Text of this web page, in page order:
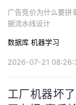
广告竞价为什么要拼
据流水线设计
数据库 机器学习
2026-07-21
工厂机器坏